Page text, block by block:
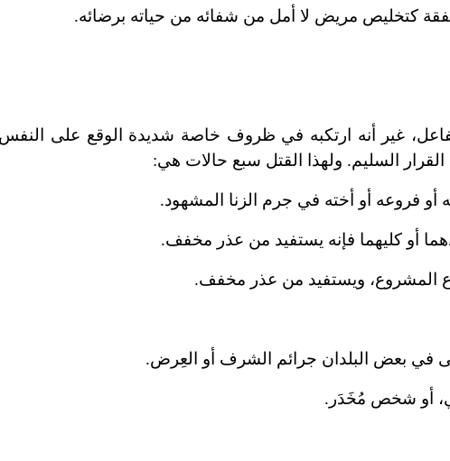
كتخليص مريض لا أمل من شفائه من حياته برضائه.
غير أنه ارتكبه في ظروف خاصة شديدة الوقع على النفس
السليم. ولهذا القتل سبع حالات هي:
فروعه أو أخته في جرم الزنا المشهود.
أو كليهما فإنه يستفيد من عذر مخفف.
المشروع، ويستفيد من عذر مخفف.
في بعض البلدان جرائم الشرف أو العِرض.
أو شخص مُخَدَر.